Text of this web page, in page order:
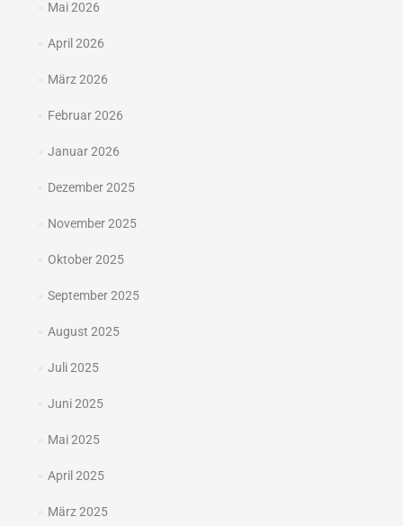
Mai 2026
April 2026
März 2026
Februar 2026
Januar 2026
Dezember 2025
November 2025
Oktober 2025
September 2025
August 2025
Juli 2025
Juni 2025
Mai 2025
April 2025
März 2025